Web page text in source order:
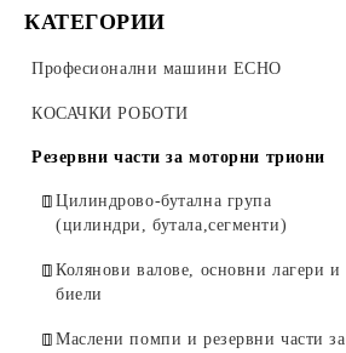
КАТЕГОРИИ
Професионални машини ECHO
Акумулаторни машини
Моторни триони
Моторни триони за работа с една
ръка
Въздушни метли
КОСАЧКИ РОБОТИ
Резервни части за моторни триони
Цилиндрово-бутална група
(цилиндри, бутала,сегменти)
Цилиндри
Колянови валове, основни лагери и
биели
Колянови валове и основни
Маслени помпи и резервни части за